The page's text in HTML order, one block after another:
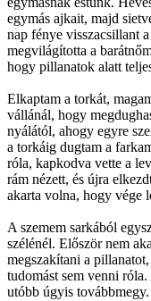
egymás ajkait, majd
nap fénye visszacsillant
megvilágította a
hogy pillanatok alatt
Elkaptam a torkát,
vállánál, hogy
nyálától, ahogy egyre
a torkáig dugtam a
róla, kapkodva vette a
rám nézett, és újra
akarta volna, hogy vége
A szemem sarkából
szélénél. Először nem
megszakítani a
tudomást sem venni
utóbb úgyis továbbmegy.